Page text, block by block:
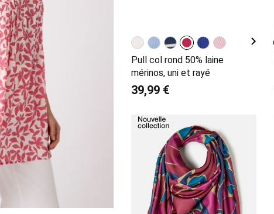
Pull col rond 50% laine
mérinos, uni et rayé
39,99 €